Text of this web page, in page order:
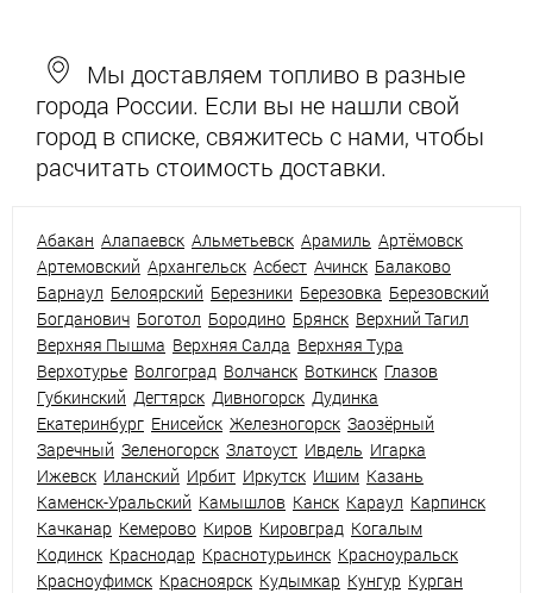
Мы доставляем топливо в разные
города России. Если вы не нашли свой
город в списке, свяжитесь с нами, чтобы
расчитать стоимость доставки.
Абакан Алапаевск Альметьевск Арамиль Артёмовск
Артемовский Архангельск Асбест Ачинск Балаково
Барнаул Белоярский Березники Березовка Березовский
Богданович Боготол Бородино Брянск Верхний Тагил
Верхняя Пышма Верхняя Салда Верхняя Тура
Верхотурье Волгоград Волчанск Воткинск Глазов
Губкинский Дегтярск Дивногорск Дудинка
Екатеринбург Енисейск Железногорск Заозёрный
Заречный Зеленогорск Златоуст Ивдель Игарка
Ижевск Иланский Ирбит Иркутск Ишим Казань
Каменск-Уральский Камышлов Канск Караул Карпинск
Качканар Кемерово Киров Кировград Когалым
Кодинск Краснодар Краснотурьинск Красноуральск
Красноуфимск Красноярск Кудымкар Кунгур Курган